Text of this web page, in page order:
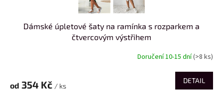
Dámské úpletové šaty na ramínka s rozparkem a
čtvercovým výstřihem
Doručení 10-15 dní(>8 ks)
od 354 Kč / ks
DETAIL